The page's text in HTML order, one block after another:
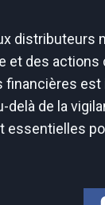
et des
de la
essentielles